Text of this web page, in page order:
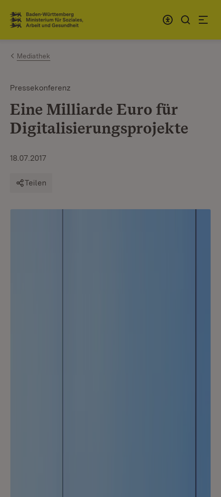
Zum Inhalt springen
Link zur Startseite
Mediathek
Pressekonferenz
Eine Milliarde Euro für
Digitalisierungsprojekte
18.07.2017
Teilen